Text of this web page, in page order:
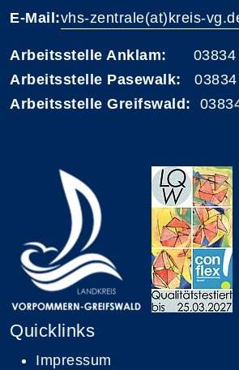
E-Mail:vhs-zentrale(at)kreis-
Arbeitsstelle Anklam: 03834 /
Arbeitsstelle Pasewalk: 03834
Arbeitsstelle Greifswald:
Quicklinks
Impressum